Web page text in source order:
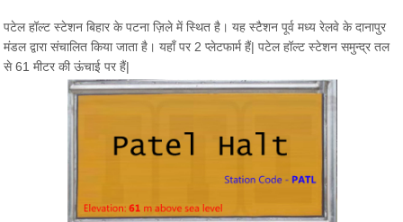
पटेल हॉल्ट स्टेशन बिहार के पटना ज़िले में स्थित है। यह स्टैशन पूर्व मध्य रेलवे के दानापुर
मंडल द्वारा संचालित किया जाता है। यहाँ पर 2 प्लेटफार्म हैं| पटेल हॉल्ट स्टेशन समुन्द्र तल
से 61 मीटर की ऊंचाई पर हैं|